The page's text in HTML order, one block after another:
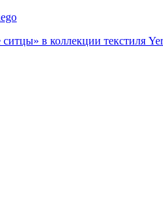
в коллекции текстиля